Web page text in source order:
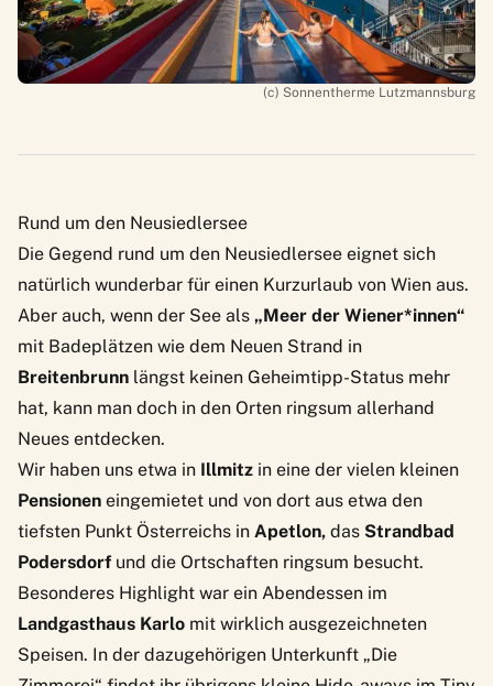
(c) Sonnentherme Lutzmannsburg
Rund um den Neusiedlersee
Die Gegend rund um den Neusiedlersee eignet sich
natürlich wunderbar für einen Kurzurlaub von Wien aus.
Aber auch, wenn der See als „Meer der Wiener*innen“
mit Badeplätzen wie dem Neuen Strand in
Breitenbrunn längst keinen Geheimtipp-Status mehr
hat, kann man doch in den Orten ringsum allerhand
Neues entdecken.
Wir haben uns etwa in Illmitz in eine der vielen kleinen
Pensionen eingemietet und von dort aus etwa den
tiefsten Punkt Österreichs in Apetlon, das Strandbad
Podersdorf und die Ortschaften ringsum besucht.
Besonderes Highlight war ein Abendessen im
Landgasthaus Karlo mit wirklich ausgezeichneten
Speisen. In der dazugehörigen Unterkunft „Die